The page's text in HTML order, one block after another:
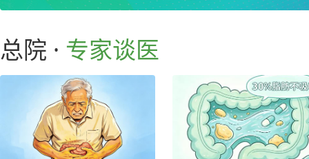
总院 · 专家谈医